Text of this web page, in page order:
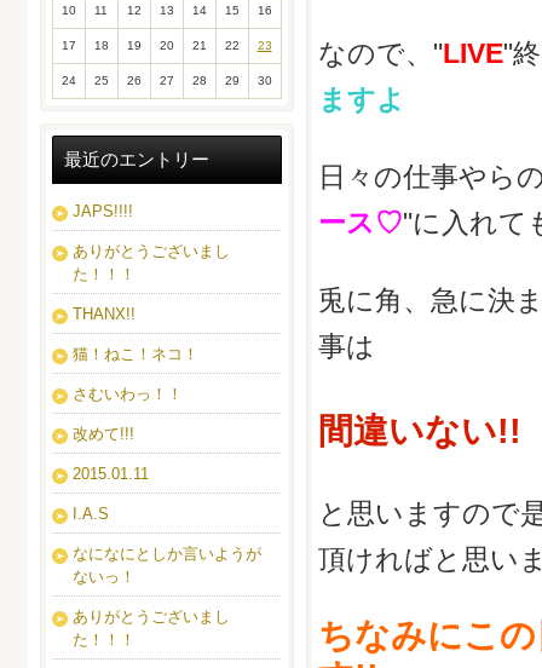
なので、"LIVE"
ますよ
日々の仕事やら
ース♡"に入れて
兎に角、急に決
事は
間違いない!!
と思いますので
頂ければと思い
ちなみにこ
10 11 12 13 14 15 16
17 18 19 20 21 22 23
24 25 26 27 28 29 30
最近のエントリー
JAPS!!!!
ありがとうございまし
た！！！
THANX!!
猫！ねこ！ネコ！
さむいわっ！！
改めて!!!
2015.01.11
I.A.S
なになにとしか言いようが
ないっ！
ありがとうございまし
た！！！